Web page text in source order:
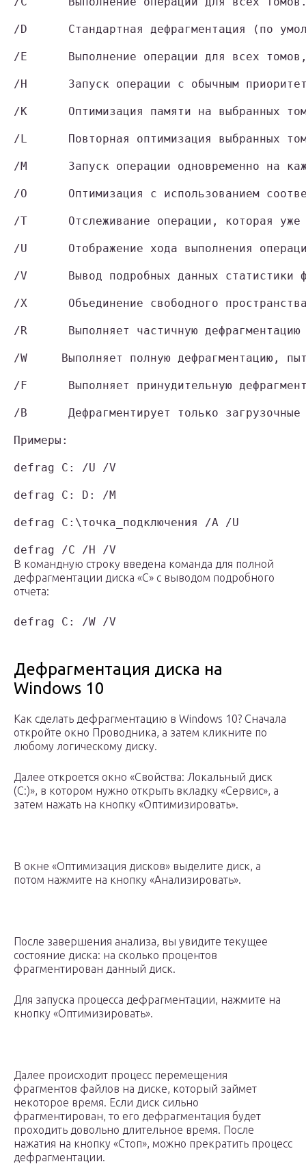
/D      Стандартная дефрагментация (по
/E      Выполнение операции для всех
/H      Запуск операции с обычным
/K      Оптимизация памяти на выбранных
/L      Повторная оптимизация выбранных
/M      Запуск операции одновременно на
/O      Оптимизация с использованием
/T      Отслеживание операции, которая
/U      Отображение хода выполнения
/V      Вывод подробных данных статистики
/X      Объединение свободного
/R      Выполняет частичную
/W     Выполняет полную дефрагментацию,
/F      Выполняет принудительную
/B      Дефрагментирует только
Примеры:
defrag C: /U /V
defrag C: D: /M
defrag C:\точка_подключения /A /U
defrag /C /H /V
В командную строку введена команда для полной
дефрагментации диска «С» с выводом подробного
отчета:
defrag C: /W /V
Дефрагментация диска на
Windows 10
Как сделать дефрагментацию в Windows 10? Сначала
откройте окно Проводника, а затем кликните по
любому логическому диску.
Далее откроется окно «Свойства: Локальный диск
(C:)», в котором нужно открыть вкладку «Сервис», а
затем нажать на кнопку «Оптимизировать».
В окне «Оптимизация дисков» выделите диск, а
потом нажмите на кнопку «Анализировать».
После завершения анализа, вы увидите текущее
состояние диска: на сколько процентов
фрагментирован данный диск.
Для запуска процесса дефрагментации, нажмите на
кнопку «Оптимизировать».
Далее происходит процесс перемещения
фрагментов файлов на диске, который займет
некоторое время. Если диск сильно
фрагментирован, то его дефрагментация будет
проходить довольно длительное время. После
нажатия на кнопку «Стоп», можно прекратить процесс
дефрагментации.